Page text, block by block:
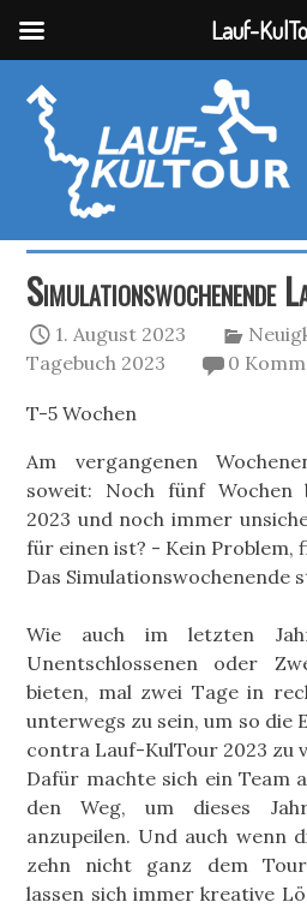
1. August 2023
Tagebuch 2023
0
T-5 Wochen
Am vergangenen
soweit: Noch fünf Wochen
2023 und noch immer
für einen ist? - Kein Problem,
Das Simulationswochenende
Wie auch im letzten
Unentschlossenen oder
bieten, mal zwei Tage in
unterwegs zu sein, um so die
contra Lauf-KulTour 2023 zu
Dafür machte sich ein Team
den Weg, um dieses
anzupeilen. Und auch wenn
zehn nicht ganz dem
lassen sich immer kreative
Lauf-